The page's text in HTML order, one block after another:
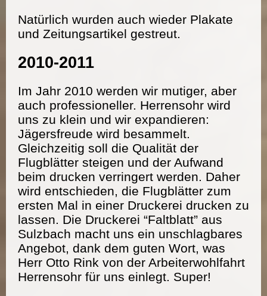
Natürlich wurden auch wieder Plakate
und Zeitungsartikel gestreut.
2010-2011
Im Jahr 2010 werden wir mutiger, aber
auch professioneller. Herrensohr wird
uns zu klein und wir expandieren:
Jägersfreude wird besammelt.
Gleichzeitig soll die Qualität der
Flugblätter steigen und der Aufwand
beim drucken verringert werden. Daher
wird entschieden, die Flugblätter zum
ersten Mal in einer Druckerei drucken zu
lassen. Die Druckerei “Faltblatt” aus
Sulzbach macht uns ein unschlagbares
Angebot, dank dem guten Wort, was
Herr Otto Rink von der Arbeiterwohlfahrt
Herrensohr für uns einlegt. Super!